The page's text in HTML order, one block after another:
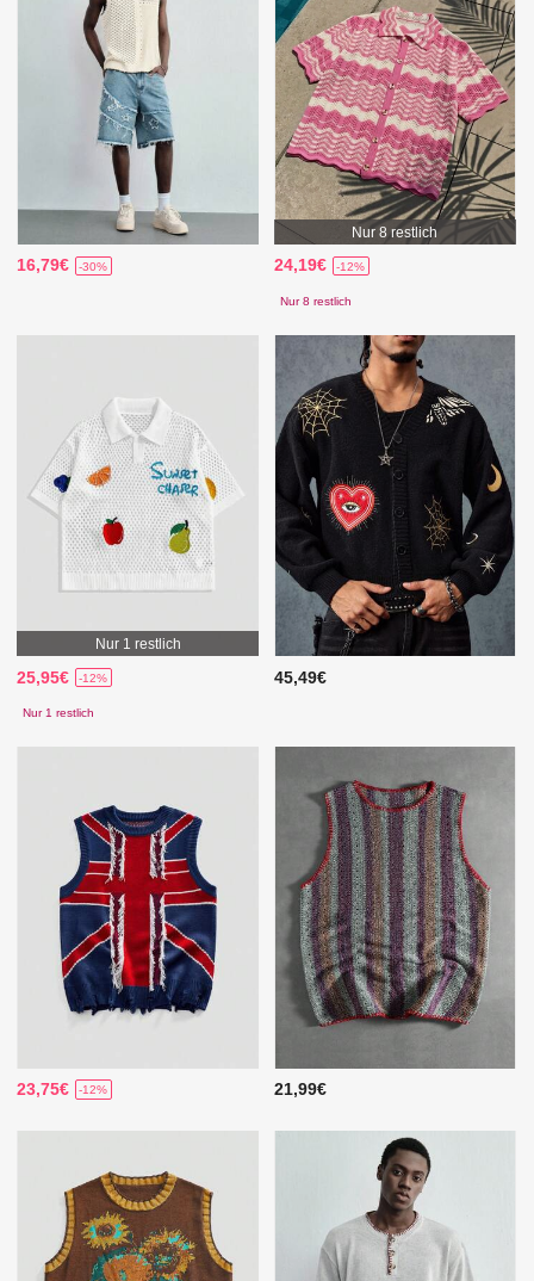
16,79€ -30%
Nur 8 restlich
24,19€ -12%
Nur 8 restlich
Nur 1 restlich
25,95€ -12%
Nur 1 restlich
45,49€
23,75€ -12% 21,99€